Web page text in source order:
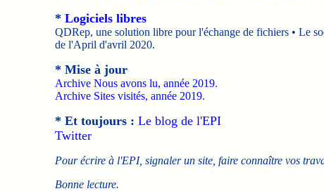
* Logiciels libres
QDRep, une solution libre pour l'échange de fichiers • Le
de l'April d'avril 2020.
* Mise à jour
Archive Nous avons lu, année 2019.
Archive Sites visités, année 2019.
* Et toujours : Le blog de l'EPI
Twitter
Pour écrire à l'EPI, signaler un site, faire connaître vos
Bonne lecture.